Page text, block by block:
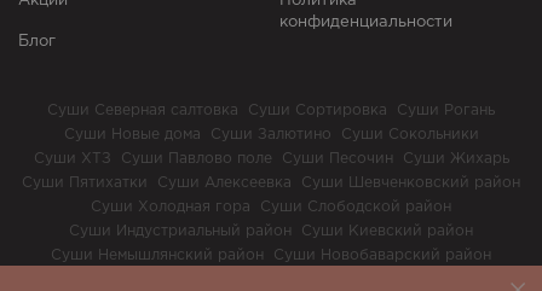
Блог
конфиденциальности
Суши Северная салтовка Суши Сортировка
Суши Рогань
Суши Новые дома
Суши Залютино
Суши Сокольники
Суши ХТЗ
Суши Павлово поле Суши Песочин
Суши Жихарь
Суши Пятихатки
Суши Алексеевка
Суши Шевченковский район
Суши Холодная гора
Суши Слободской район
Суши Индустриальный район
Суши Киевский район
Суши Немышлянский район
Суши Новобаварский район